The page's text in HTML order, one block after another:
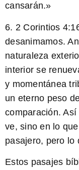
cansarán.»
6. 2 Corintios
desanimamos.
naturaleza
interior se
y momentánea
un eterno peso
comparación.
ve, sino en lo
pasajero, pero lo
Estos pasajes